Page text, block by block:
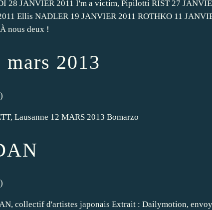
28 JANVIER 2011 I'm a victim, Pipilotti RIST 27
Ellis NADLER 19 JANVIER 2011 ROTHKO 11
nous deux !
mars 2013
)
Lausanne 12 MARS 2013 Bomarzo
)
collectif d'artistes japonais Extrait : Dailymotion,